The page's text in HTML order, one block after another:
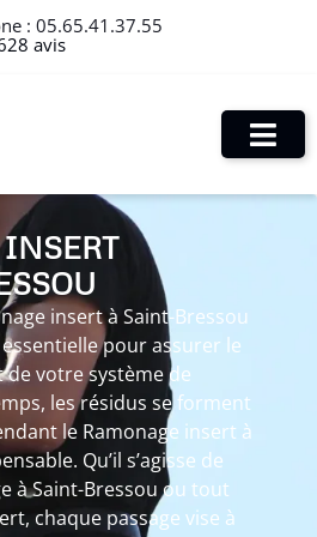
: 05.65.41.37.55
avis
insert à Saint-Bressou
pour assurer le
votre système de
les résidus se forment
le Ramonage insert à
Qu’il s’agisse de
à Saint-Bressou ou tout
chaque passage vise à